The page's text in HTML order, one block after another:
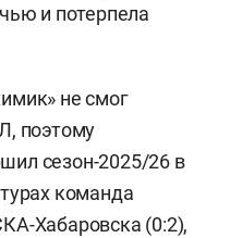
и потерпела
не смог
поэтому
сезон-2025/26 в
команда
Хабаровска (0:2),